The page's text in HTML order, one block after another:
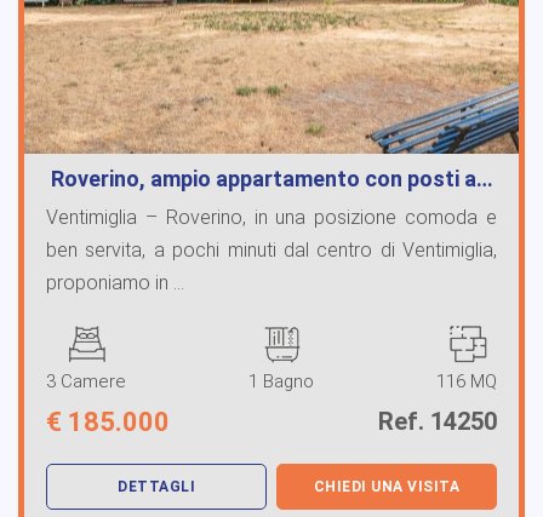
Roverino, ampio appartamento con posti a…
Ventimiglia – Roverino, in una posizione comoda e
ben servita, a pochi minuti dal centro di Ventimiglia,
proponiamo in ...
3 Camere 1 Bagno 116 MQ
€ 185.000 Ref. 14250
DETTAGLI CHIEDI UNA VISITA